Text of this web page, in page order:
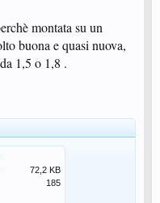
montata su un
buona e quasi nuova,
1,5 o 1,8 .
72,2 KB
185